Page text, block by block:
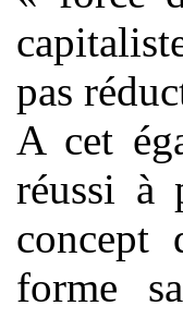
pas
A cet
réussi à
concept
forme